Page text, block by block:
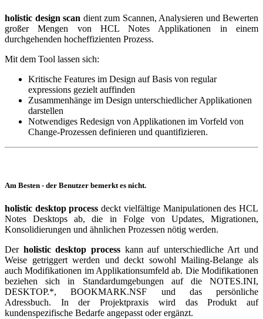
holistic design scan dient zum Scannen, Analysieren und Bewerten
großer Mengen von HCL Notes Applikationen in einem
durchgehenden hocheffizienten Prozess.
Mit dem Tool lassen sich:
Kritische Features im Design auf Basis von regular
expressions gezielt auffinden
Zusammenhänge im Design unterschiedlicher Applikationen
darstellen
Notwendiges Redesign von Applikationen im Vorfeld von
Change-Prozessen definieren und quantifizieren.
Am Besten - der Benutzer bemerkt es nicht.
holistic desktop process deckt vielfältige Manipulationen des HCL
Notes Desktops ab, die in Folge von Updates, Migrationen,
Konsolidierungen und ähnlichen Prozessen nötig werden.
Der holistic desktop processkann auf unterschiedliche Art und
Weise getriggert werden und deckt sowohl Mailing-Belange als
auch Modifikationen im Applikationsumfeld ab. Die Modifikationen
beziehen sich in Standardumgebungen auf die NOTES.INI,
DESKTOP.*, BOOKMARK.NSF und das persönliche
Adressbuch. In der Projektpraxis wird das Produkt auf
kundenspezifische Bedarfe angepasst oder ergänzt.